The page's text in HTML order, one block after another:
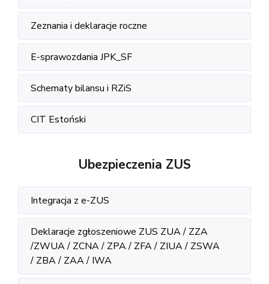
Zeznania i deklaracje roczne
E-sprawozdania JPK_SF
Schematy bilansu i RZiS
CIT Estoński
Ubezpieczenia ZUS
Integracja z e-ZUS
Deklaracje zgłoszeniowe ZUS ZUA / ZZA
/ZWUA / ZCNA / ZPA / ZFA / ZIUA / ZSWA
/ ZBA / ZAA / IWA